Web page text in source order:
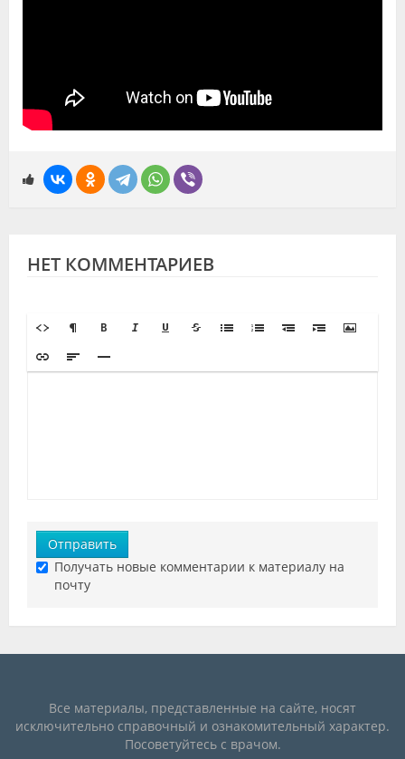
НЕТ КОММЕНТАРИЕВ
Отправить
Получать новые комментарии к материалу на
почту
Все материалы, представленные на сайте, носят
исключительно справочный и ознакомительный характер.
Посоветуйтесь с врачом.